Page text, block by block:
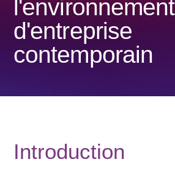
l'environnement
d'entreprise
contemporain
Introduction